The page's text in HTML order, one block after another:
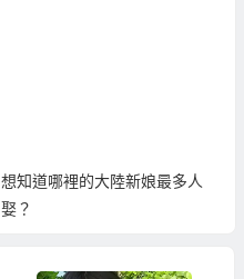
想知道哪裡的大陸新娘最多人
娶？